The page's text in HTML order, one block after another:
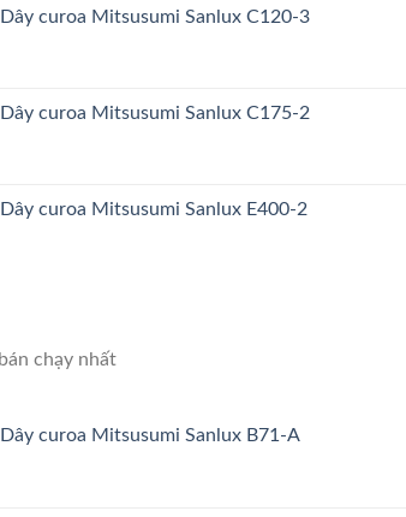
Dây curoa Mitsusumi Sanlux C120-3
Dây curoa Mitsusumi Sanlux C175-2
Dây curoa Mitsusumi Sanlux E400-2
chạy nhất
Dây curoa Mitsusumi Sanlux B71-A